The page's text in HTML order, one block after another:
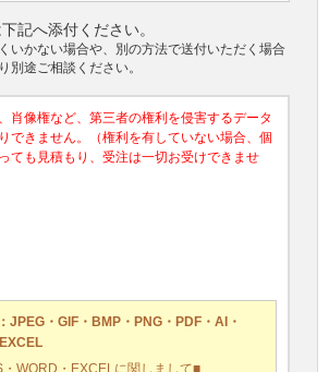
記へ添付ください。
いかない場合や、別の方法で送付いただく場合
別途ご相談ください。
肖像権など、第三者の権利を侵害するデータ
できません。（権利を有していない場合、個
ても見積もり、受注は一切お受けできませ
JPEG・GIF・BMP・PNG・PDF・AI・
WORD・EXCELに関しまして■